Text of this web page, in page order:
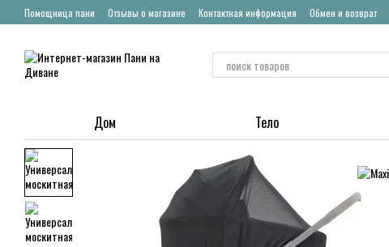
Перейти к основному контенту
Помощница пани Отзывы о магазине Контактная информация Обмен и возврат
Дом Тело